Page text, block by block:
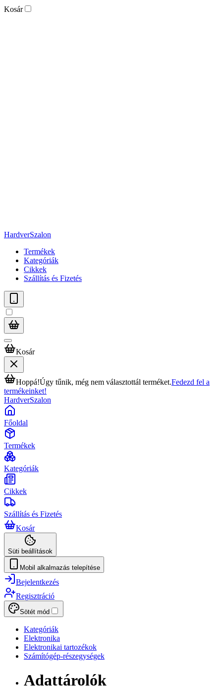
Kosár
HardverSzalon
Termékek
Kategóriák
Cikkek
Szállítás és Fizetés
Kosár
Hoppá!Úgy tűnik, még nem választottál terméket.Fedezd fel a
termékeinket!
HardverSzalon
Főoldal
Termékek
Kategóriák
Cikkek
Szállítás és Fizetés
Kosár
Süti beállítások
Mobil alkalmazás telepítése
Bejelentkezés
Regisztráció
Sötét mód
Kategóriák
Elektronika
Elektronikai tartozékok
Számítógép-részegységek
Adattárolók